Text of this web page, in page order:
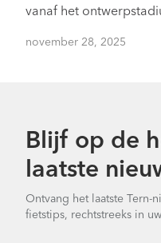
vanaf het
november 28, 2025
Blijf op de
laatste
Ontvang het laatste Tern-
fietstips, rechtstreeks in